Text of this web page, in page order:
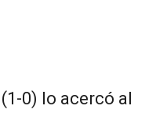
0) lo acercó al